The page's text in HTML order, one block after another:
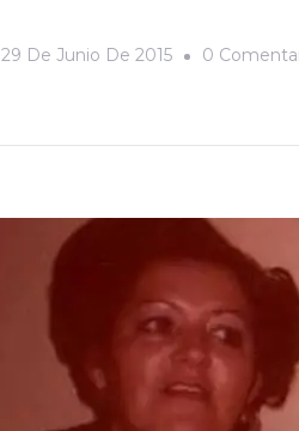
29 De Junio De 2015 0